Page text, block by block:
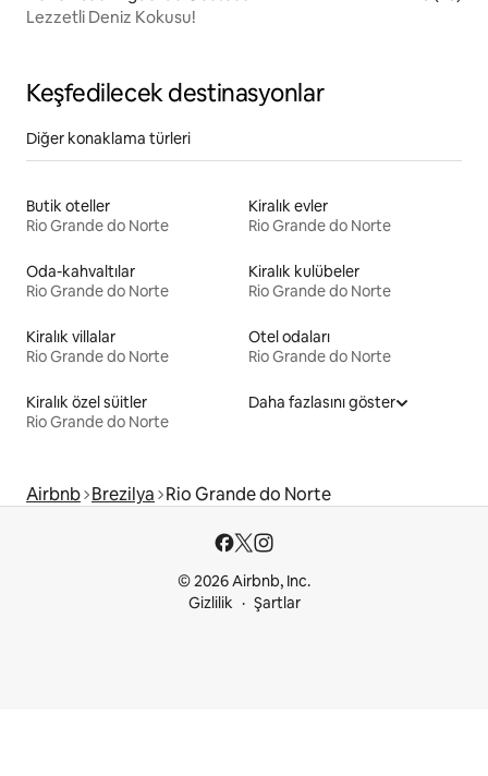
Lezzetli Deniz Kokusu!
Keşfedilecek destinasyonlar
Diğer konaklama türleri
Butik oteller
Rio Grande do Norte
Kiralık evler
Rio Grande do Norte
Oda-kahvaltılar
Rio Grande do Norte
Kiralık kulübeler
Rio Grande do Norte
Kiralık villalar
Rio Grande do Norte
Otel odaları
Rio Grande do Norte
Kiralık özel süitler
Rio Grande do Norte
Daha fazlasını göster
Airbnb Brezilya Rio Grande do Norte
© 2026 Airbnb, Inc.
Gizlilik
Şartlar